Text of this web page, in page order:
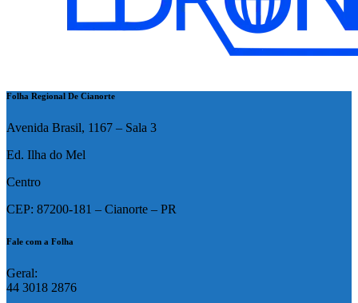
Folha Regional De Cianorte
Avenida Brasil, 1167 – Sala 3
Ed. Ilha do Mel
Centro
CEP: 87200-181 – Cianorte – PR
Fale com a Folha
Geral:
44 3018 2876